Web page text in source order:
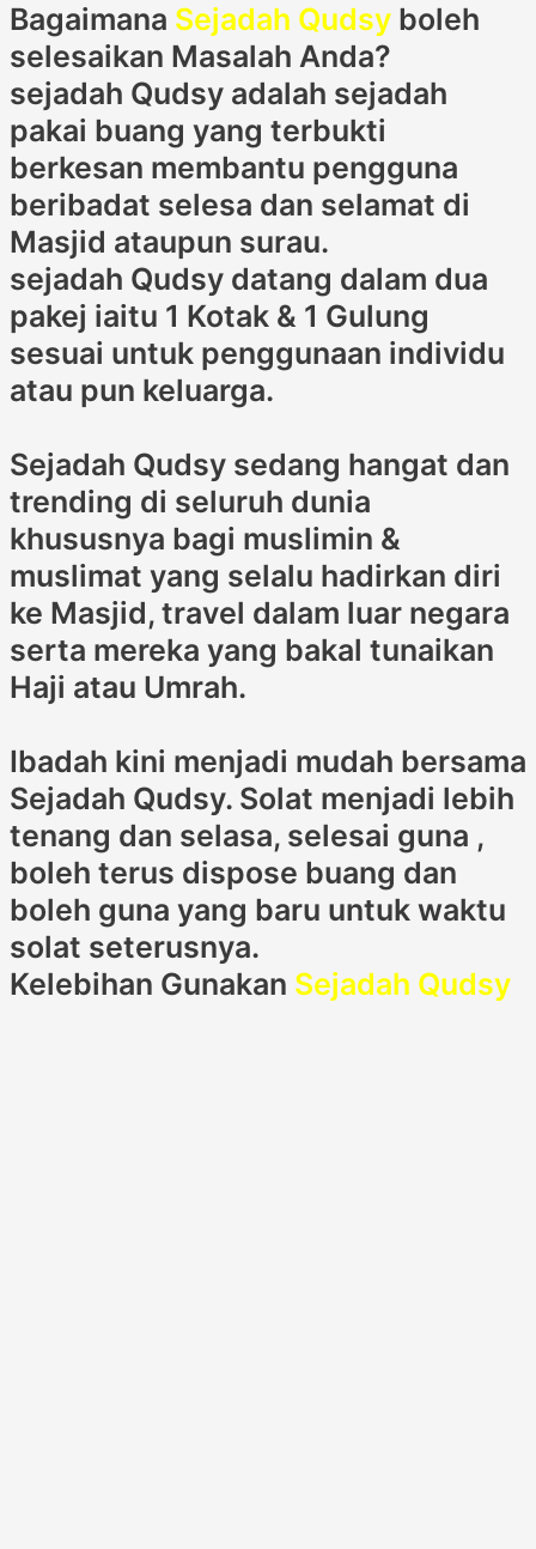
Bagaimana Sejadah Qudsy boleh
selesaikan Masalah Anda?
sejadah Qudsy adalah sejadah
pakai buang yang terbukti
berkesan membantu pengguna
beribadat selesa dan selamat di
Masjid ataupun surau.
sejadah Qudsy datang dalam dua
pakej iaitu 1 Kotak & 1 Gulung
sesuai untuk penggunaan individu
atau pun keluarga.
Sejadah Qudsy sedang hangat dan
trending di seluruh dunia
khususnya bagi muslimin &
muslimat yang selalu hadirkan diri
ke Masjid, travel dalam luar negara
serta mereka yang bakal tunaikan
Haji atau Umrah.
Ibadah kini menjadi mudah bersama
Sejadah Qudsy. Solat menjadi lebih
tenang dan selasa, selesai guna ,
boleh terus dispose buang dan
boleh guna yang baru untuk waktu
solat seterusnya.
Kelebihan Gunakan Sejadah Qudsy